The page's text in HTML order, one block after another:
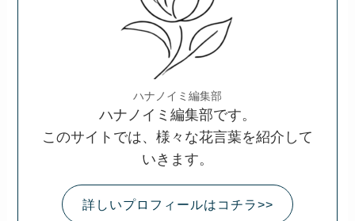
ハナノイミ編集部
ハナノイミ編集部です。
このサイトでは、様々な花言葉を紹介して
いきます。
詳しいプロフィールはコチラ>>